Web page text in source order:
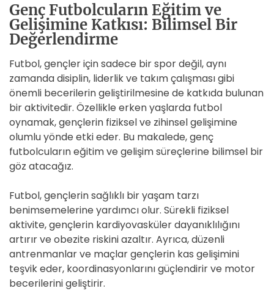
Genç Futbolcuların Eğitim ve
Gelişimine Katkısı: Bilimsel Bir
Değerlendirme
Futbol, gençler için sadece bir spor değil, aynı
zamanda disiplin, liderlik ve takım çalışması gibi
önemli becerilerin geliştirilmesine de katkıda bulunan
bir aktivitedir. Özellikle erken yaşlarda futbol
oynamak, gençlerin fiziksel ve zihinsel gelişimine
olumlu yönde etki eder. Bu makalede, genç
futbolcuların eğitim ve gelişim süreçlerine bilimsel bir
göz atacağız.
Futbol, gençlerin sağlıklı bir yaşam tarzı
benimsemelerine yardımcı olur. Sürekli fiziksel
aktivite, gençlerin kardiyovasküler dayanıklılığını
artırır ve obezite riskini azaltır. Ayrıca, düzenli
antrenmanlar ve maçlar gençlerin kas gelişimini
teşvik eder, koordinasyonlarını güçlendirir ve motor
becerilerini geliştirir.